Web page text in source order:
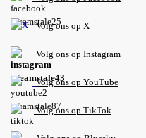
Volg ons op X
Volg ons op Instagram
Volgons op YouTube
Volg ons op TikTok